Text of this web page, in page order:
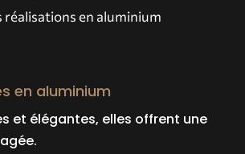
réalisations en aluminium
en aluminium
et élégantes, elles offrent une